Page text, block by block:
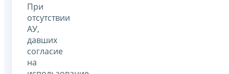
При
отсутствии
АУ,
давших
согласие
на